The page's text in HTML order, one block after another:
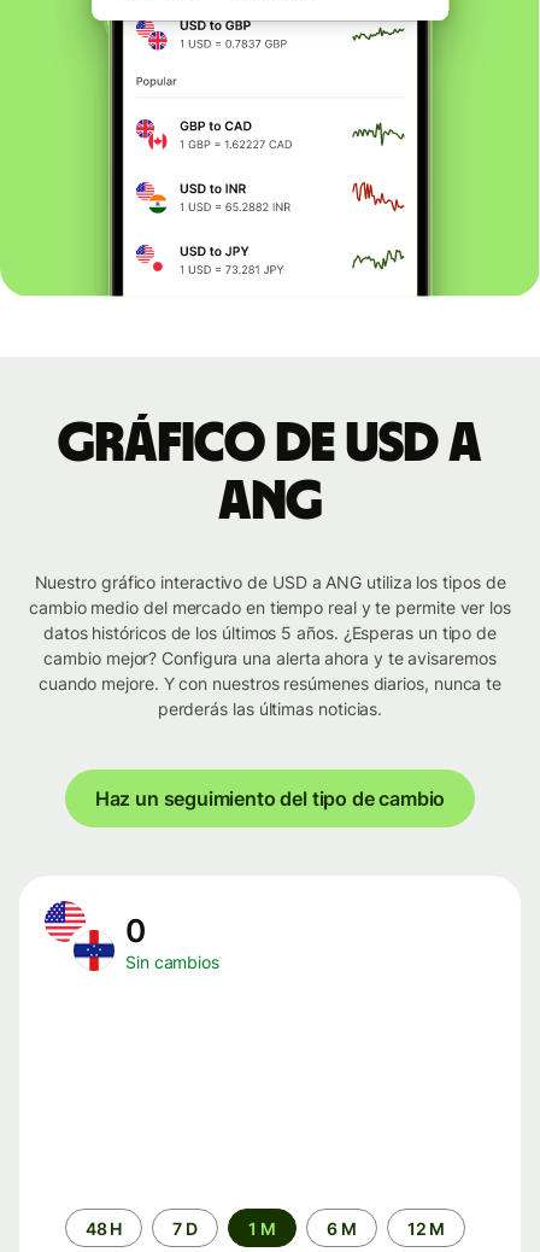
Gráfico de USD a
ANG
Nuestro gráfico interactivo de USD a ANG utiliza los tipos de
cambio medio del mercado en tiempo real y te permite ver los
datos históricos de los últimos 5 años. ¿Esperas un tipo de
cambio mejor? Configura una alerta ahora y te avisaremos
cuando mejore. Y con nuestros resúmenes diarios, nunca te
perderás las últimas noticias.
Haz un seguimiento del tipo de cambio
0
Sin cambios
Periodo48 H 7 D 1 M 6 M 12 M